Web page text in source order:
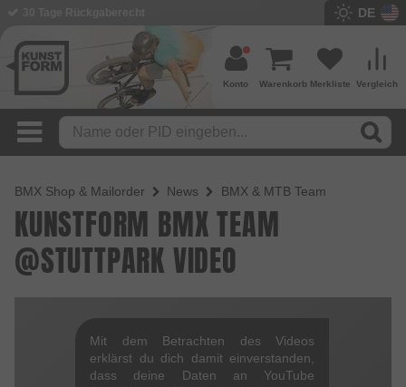
DE
Vergleich
Merkliste
Warenkorb
Konto
BMX Shop & Mailorder News BMX & MTB Team
KUNSTFORM BMX TEAM
@STUTTPARK VIDEO
Mit dem Betrachten des Videos
erklärst du dich damit einverstanden,
dass deine Daten an YouTube